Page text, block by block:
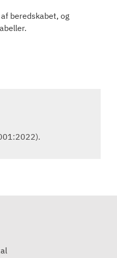
beredskabet, og